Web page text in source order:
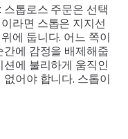
톱로스 주문은 선택
라면 스톱은 지지선
에 둡니다. 어느 쪽이
에 감정을 배제해줍
에 불리하게 움직인
어야 합니다. 스톱이